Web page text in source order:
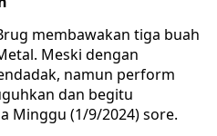
membawakan tiga buah
Meski dengan
namun perform
dan begitu
Minggu (1/9/2024) sore.